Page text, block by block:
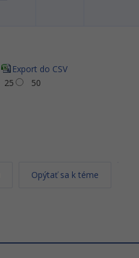
Export do CSV
25 50
Opýtať sa k téme